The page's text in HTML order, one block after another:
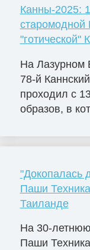
Канны-2025:
"готической"
На Лазурном
78-й
проходил с
образов, в
"Докопалась
Паши
Таиланде
На 30-
Паши